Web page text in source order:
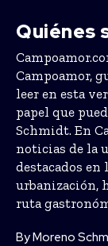
Quiénes
Campoamor,
leer en esta
papel que
Schmidt. En
noticias de la
destacados en
urbanización,
ruta
By Moreno